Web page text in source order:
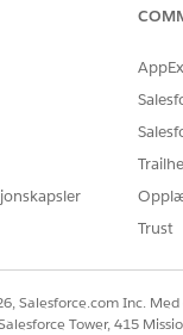
sine volum- og
dem verktøyene
i feltavle og
DITT?
Trust
Salesforce.com Inc.
Tower, 415